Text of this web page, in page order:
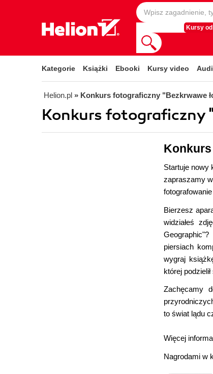
Kursy od
Kategorie Książki Ebooki Kursy video
Helion.pl » Konkurs fotograficzny "Bezkrwawe
Konkurs fotograficzny
Startuje nowy
zapraszamy
Bierzesz
widziałeś
piersiach
wygraj
której
Zachęcamy
to świat lądu
Więcej
Nagrodami w